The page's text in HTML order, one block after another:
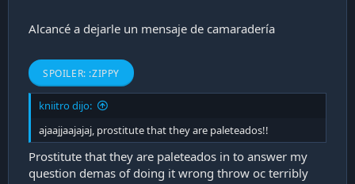
Alcancé a dejarle un mensaje de camaradería
SPOILER: :ZIPPY
kniitro dijo:
ajaajjaajajaj, prostitute that they are paleteados!!
Prostitute that they are paleteados in to answer my
question demas of doing it wrong throw oc terribly